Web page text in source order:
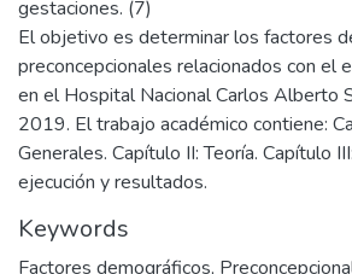
gestaciones. (7)
El objetivo es determinar los factores
preconcepcionales relacionados con el
en el Hospital Nacional Carlos Alberto
2019. El trabajo académico contiene:
Generales. Capítulo II: Teoría. Capítulo
ejecución y resultados.
Keywords
Factores demográficos,